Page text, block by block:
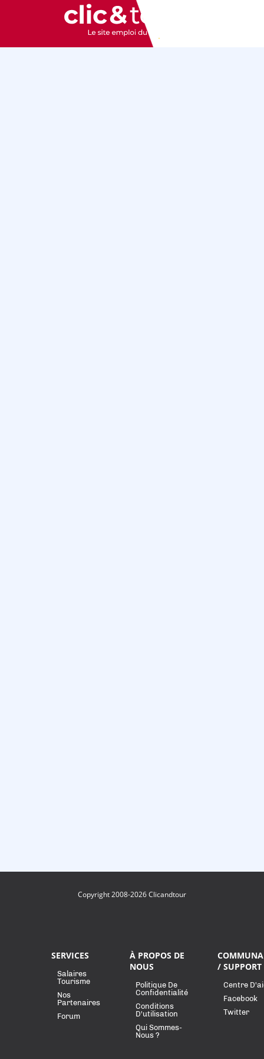
Copyright 2008-2026 Clicandtour
SERVICES
Salaires
Tourisme
Nos
Partenaires
Forum
À PROPOS DE
NOUS
Politique De
Confidentialité
Conditions
D'utilisation
Qui Sommes-
Nous ?
/ SUPPORT
Centre
Facebook
Twitter